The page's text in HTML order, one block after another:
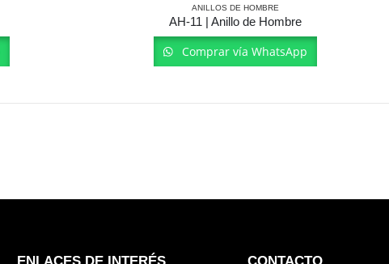
ANILLOS DE HOMBRE
AH-11 | Anillo de Hombre
Comprar vía WhatsApp
ENLACES DE INTERÉS CONTACTO